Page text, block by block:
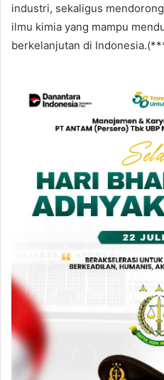
industri, sekaligus
ilmu kimia yang mampu
berkelanjutan di